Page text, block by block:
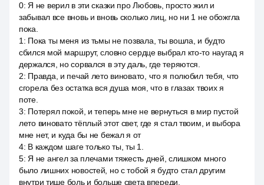
0: Я не верил в эти сказки про Любовь, просто жил и
забывал все вновь и вновь сколько лиц, но ни 1 не обожгла
пока.
1 : Пока ты меня из тьмы не позвала, ты вошла, и будто
сбился мой маршрут, словно сердце выбрал кто-то наугад я
держался, но сорвался в эту даль, где теряются.
2: Правда, и печай лето виновато, что я полюбил тебя, что
сгорела без остатка вся душа моя, что в глазах твоих я
поте.
3: Потерял покой, и теперь мне не вернуться в мир пустой
лето виновато тёплый этот свет, где я стал твоим, и выбора
мне нет, и куда бы не бежал я от
4: В каждом шаге только ты, ты 1.
5: Я не ангел за плечами тяжесть дней, слишком много
было лишних новостей, но с тобой я будто стал другим
внутри тише боль и больше света впереди.